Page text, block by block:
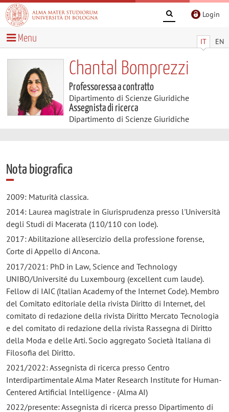
Login
IT EN
Menu
Chantal Bomprezzi
Professoressa a contratto
Dipartimento di Scienze Giuridiche
Assegnista di ricerca
Dipartimento di Scienze Giuridiche
Nota biografica
2009: Maturità classica.
2014: Laurea magistrale in Giurisprudenza presso l'Università
degli Studi di Macerata (110/110 con lode).
2017: Abilitazione all'esercizio della professione forense,
Corte di Appello di Ancona.
2017/2021: PhD in Law, Science and Technology
UNIBO/Université du Luxembourg (excellent cum laude).
Fellow di IAIC (Italian Academy of the Internet Code). Membro
del Comitato editoriale della rivista Diritto di Internet, del
comitato di redazione della rivista Diritto Mercato Tecnologia
e del comitato di redazione della rivista Rassegna di Diritto
della Moda e delle Arti. Socio aggregato Società Italiana di
Filosofia del Diritto.
2021/2022: Assegnista di ricerca presso Centro
Interdipartimentale Alma Mater Research Institute for Human-
Centered Artificial Intelligence - (Alma AI)
2022/presente: Assegnista di ricerca presso Dipartimento di